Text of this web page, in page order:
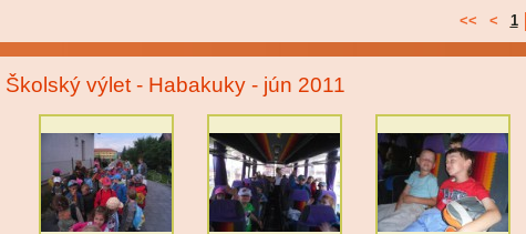
<< < 1
Školský výlet - Habakuky - jún 2011